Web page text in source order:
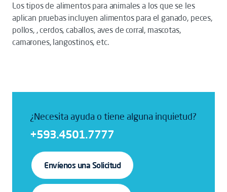
Los tipos de alimentos para animales a los que se les
aplican pruebas incluyen alimentos para el ganado, peces,
pollos, , cerdos, caballos, aves de corral, mascotas,
camarones, langostinos, etc.
¿Necesita ayuda o tiene alguna inquietud?
+593.4501.7777
Envíenos una Solicitud